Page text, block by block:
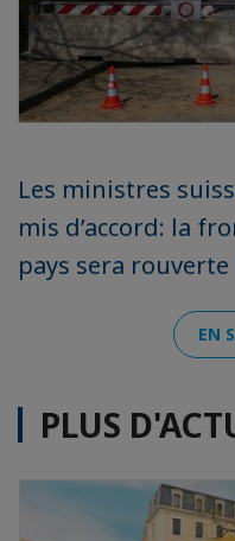
Les ministres
mis d’accord: la
pays sera
EN
PLUS